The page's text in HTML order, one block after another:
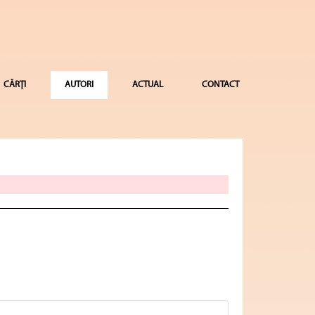
CĂRȚI AUTORI ACTUAL CONTACT